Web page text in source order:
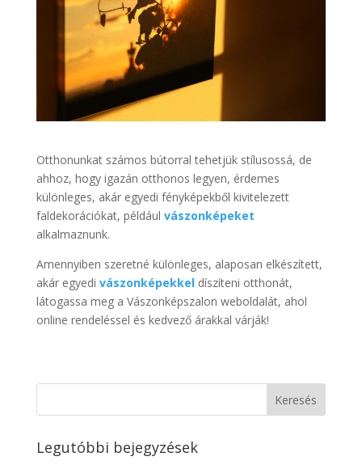
Otthonunkat számos bútorral tehetjük stílusossá, de
ahhoz, hogy igazán otthonos legyen, érdemes
különleges, akár egyedi fényképekből kivitelezett
faldekorációkat, például vászonképeket
alkalmaznunk.
Amennyiben szeretné különleges, alaposan elkészített,
akár egyedi vászonképekkeldíszíteni otthonát,
látogassa meg a Vászonképszalon weboldalát, ahol
online rendeléssel és kedvező árakkal várják!
Legutóbbi bejegyzések